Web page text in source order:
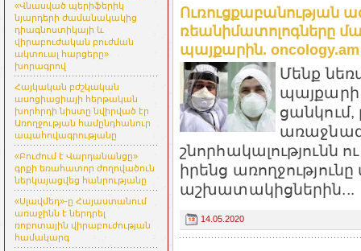
«Վնասված պերիֆերիկ
նյարդերի ժամանակակից
դիագնոստիկայի և
վիրաբուժական բուժման
ակտուալ հարցերը»
խորագրով
Հայկական բժշկական
ասոցիացիայի հերթական
խորհրդի նիստը նվիրված էր
Առողջության համընդհանուր
ապահովագրությանը
«Բուժում է Վարդանանցը»
գրքի եռահատոր ժողովածուն
ներկայացվեց հանրությանը
«Սլավմեդ»-ը Հայաստանում
առաջինն է ներդրել
ռոբոտային վիրաբուժության
համակարգ
Ուռուցքաբանության
ռեանիմատոլոգները
պայքարին. oncology.am
Մենք
պայքարի
ցանկում,
շնորհակալությունն
իրենց
աշխատակիցներին...
14.05.2020